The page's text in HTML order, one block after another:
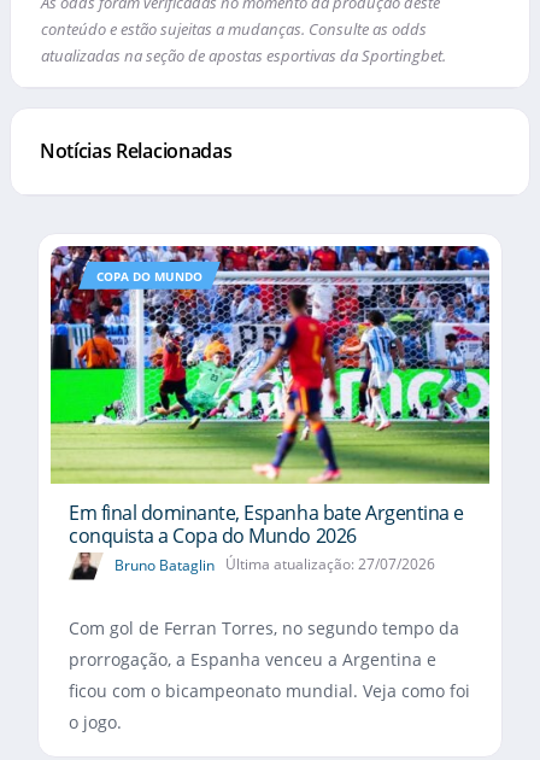
conteúdo e estão sujeitas a mudanças. Consulte as odds
atualizadas na seção de apostas esportivas da Sportingbet.
Notícias Relacionadas
COPA DO MUNDO
Em final dominante, Espanha bate Argentina e
conquista a Copa do Mundo 2026
Bruno Bataglin Última atualização: 27/07/2026
Com gol de Ferran Torres, no segundo tempo da
prorrogação, a Espanha venceu a Argentina e
ficou com o bicampeonato mundial. Veja como foi
o jogo.